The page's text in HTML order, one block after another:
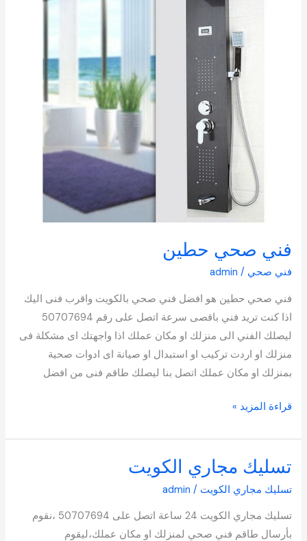
فني صحي حطين
فني صحي /
admin
فني صحي حطين هو افضل فني صحي بالكويت واقرب فنى اليك
اذا كنت تريد فني باقصى سرعة اتصل على رقم 50707694
ليصلك الفني الى منزلك او مكان عملك اذا واجهتك اى مشكلة فى
منزلك او اردت تركيب او استبدال او صيانة اى ادوات صحية
بمنزلك او مكان عملك اتصل بنا ليصلك طاقم فنى من افضل
قراءة المزيد »
تسليك مجاري الكويت
تسليك مجاري الكويت /
admin
تسليك مجاري الكويت 24 ساعة اتصل على 50707694 ،نقوم
بأرسال طاقم فني صحي لمنزلك او مكان عملك،ليقوم
تسليك
مجاري